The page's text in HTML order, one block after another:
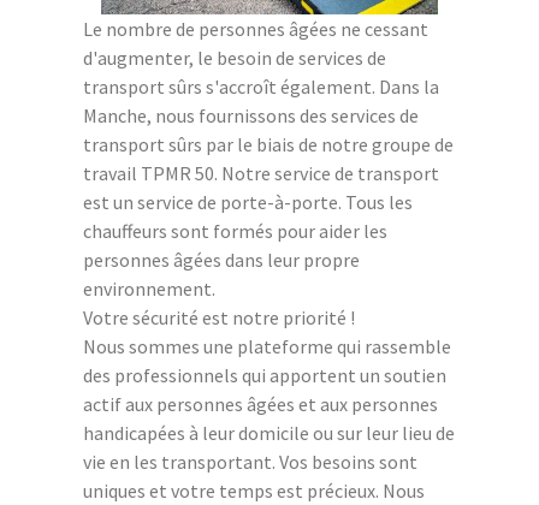
Le nombre de personnes âgées ne cessant
d'augmenter, le besoin de services de
transport sûrs s'accroît également. Dans la
Manche, nous fournissons des services de
transport sûrs par le biais de notre groupe de
travail TPMR 50. Notre service de transport
est un service de porte-à-porte. Tous les
chauffeurs sont formés pour aider les
personnes âgées dans leur propre
environnement.
Votre sécurité est notre priorité !
Nous sommes une plateforme qui rassemble
des professionnels qui apportent un soutien
actif aux personnes âgées et aux personnes
handicapées à leur domicile ou sur leur lieu de
vie en les transportant. Vos besoins sont
uniques et votre temps est précieux. Nous